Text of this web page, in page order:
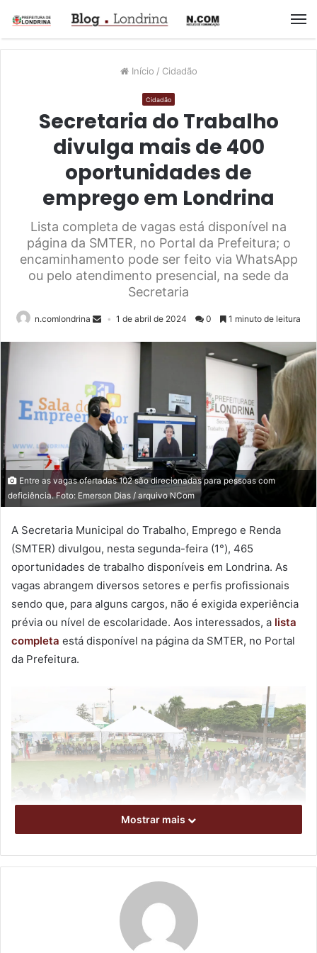
Início / Cidadão
Cidadão
Secretaria do Trabalho
divulga mais de 400
oportunidades de
emprego em Londrina
Lista completa de vagas está disponível na
página da SMTER, no Portal da Prefeitura; o
encaminhamento pode ser feito via WhatsApp
ou pelo atendimento presencial, na sede da
Secretaria
n.comlondrina 1 de abril de 2024 0 1 minuto de leitura
Entre as vagas ofertadas 102 são direcionadas para pessoas com
deficiência. Foto: Emerson Dias / arquivo NCom
A Secretaria Municipal do Trabalho, Emprego e Renda
(SMTER) divulgou, nesta segunda-feira (1°), 465
oportunidades de trabalho disponíveis em Londrina. As
vagas abrangem diversos setores e perfis profissionais
sendo que, para alguns cargos, não é exigida experiência
prévia ou nível de escolaridade. Aos interessados, a lista
completa está disponível na página da SMTER, no Portal
da Prefeitura.
Muitas vagas ofertadas são para trabalhos na ExpoLondrina. Foto:
Emerson Dias / arquivo NCom
Dentre as vagas, há 80 oportunidades temporárias para
Mostrar mais